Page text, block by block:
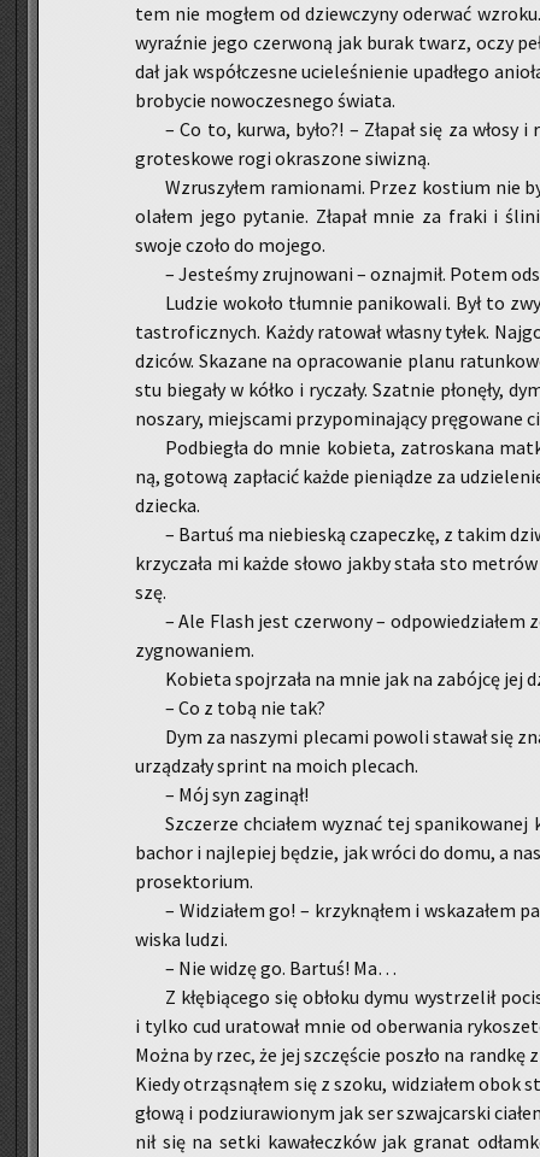
tem nie mo­głem od dziew­czy­ny ode­rwać
wy­raź­nie jego czer­wo­ną jak burak twarz, oczy
dał jak współ­cze­sne ucie­le­śnie­nie upa­dłe­go
bro­by­cie no­wo­cze­sne­go świa­ta.
– Co to, kurwa, było?! – Zła­pał się za
gro­te­sko­we rogi okra­szo­ne si­wi­zną.
Wzru­szy­łem ra­mio­na­mi. Przez ko­stium nie
ola­łem jego py­ta­nie. Zła­pał mnie za fraki i
swoje czoło do mo­je­go.
– Je­ste­śmy zruj­no­wa­ni – oznaj­mił. Potem
Lu­dzie wo­ko­ło tłum­nie pa­ni­ko­wa­li. Był to
ta­stro­ficz­nych. Każdy ra­to­wał wła­sny tyłek.
dzi­ców. Ska­za­ne na opra­co­wa­nie planu
stu bie­ga­ły w kółko i ry­cza­ły. Szat­nie pło­nę­ły,
no­sza­ry, miej­sca­mi przy­po­mi­na­ją­cy
Pod­bie­gła do mnie ko­bie­ta, za­tro­ska­na
ną, go­to­wą za­pła­cić każde pie­nią­dze za
dziec­ka.
– Bar­tuś ma nie­bie­ską cza­pecz­kę, z takim
krzy­cza­ła mi każde słowo jakby stała sto
szę.
– Ale Flash jest czer­wo­ny –
zy­gno­wa­niem.
Ko­bie­ta spoj­rza­ła na mnie jak na za­bój­cę jej
– Co z tobą nie tak?
Dym za na­szy­mi ple­ca­mi po­wo­li sta­wał się
urzą­dza­ły sprint na moich ple­cach.
– Mój syn za­gi­nął!
Szcze­rze chcia­łem wy­znać tej
ba­chor i naj­le­piej bę­dzie, jak wróci do domu, a
pro­sek­to­rium.
– Wi­dzia­łem go! – krzyk­ną­łem i
wi­ska ludzi.
– Nie widzę go. Bar­tuś! Ma…
Z kłę­bią­ce­go się ob­ło­ku dymu wy­strze­lił
i tylko cud ura­to­wał mnie od obe­rwa­nia
Można by rzec, że jej szczę­ście po­szło na
Kiedy otrzą­sną­łem się z szoku, wi­dzia­łem obok
głową i po­dziu­ra­wio­nym jak ser szwaj­car­ski
nił się na setki ka­wa­łecz­ków jak gra­nat